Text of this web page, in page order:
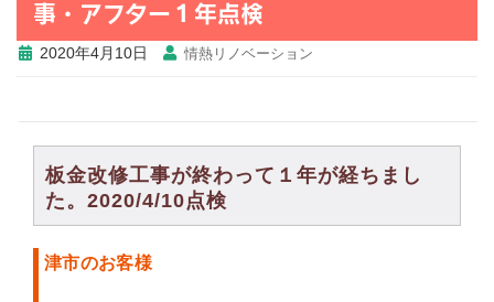
事・アフター１年点検
2020年4月10日 情熱リノベーション
板金改修工事が終わって１年が経ちまし
た。2020/4/10点検
津市のお客様